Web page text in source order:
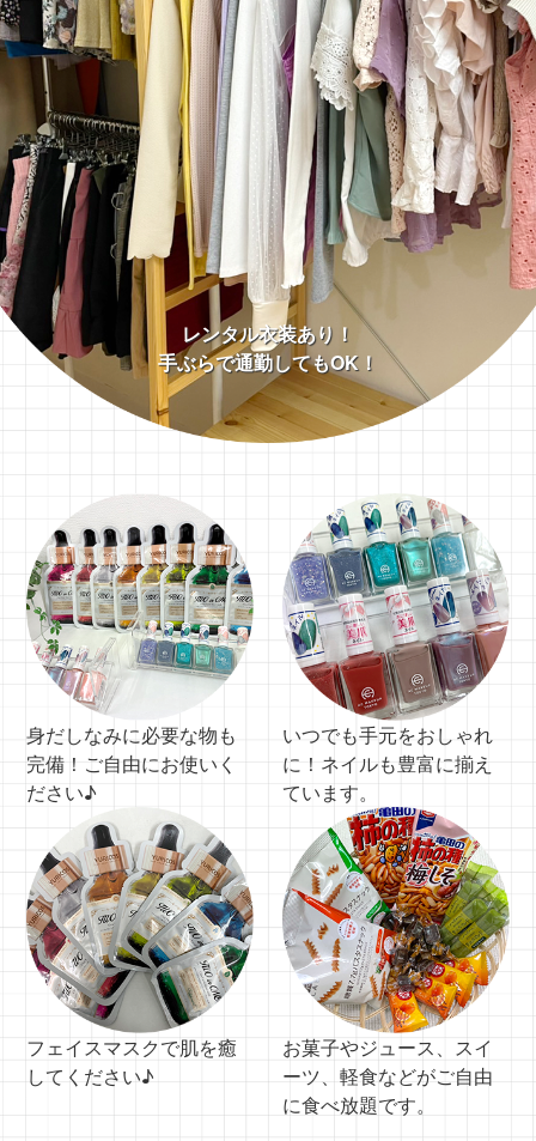
レンタル衣装あり！
手ぶらで通勤してもOK！
身だしなみに必要な物も
完備！ご自由にお使いく
ださい♪
いつでも手元をおしゃれ
に！ネイルも豊富に揃え
ています。
フェイスマスクで肌を癒
してください♪
お菓子やジュース、スイ
ーツ、軽食などがご自由
に食べ放題です。